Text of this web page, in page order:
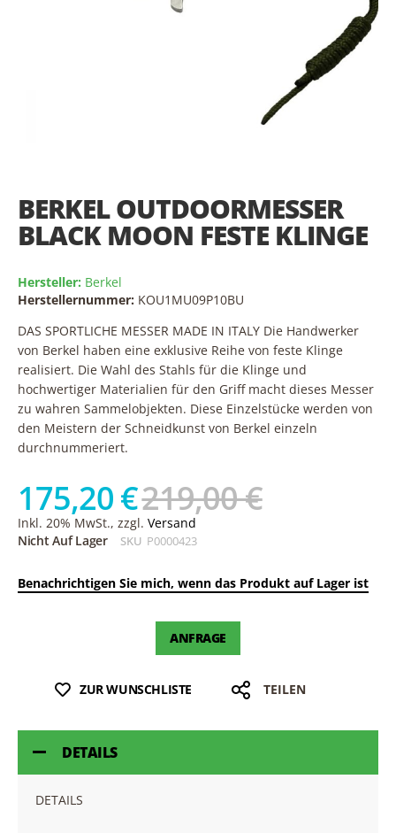
BERKEL OUTDOORMESSER
BLACK MOON FESTE KLINGE
Hersteller: Berkel
Herstellernummer: KOU1MU09P10BU
DAS SPORTLICHE MESSER MADE IN ITALY Die Handwerker
von Berkel haben eine exklusive Reihe von feste Klinge
realisiert. Die Wahl des Stahls für die Klinge und
hochwertiger Materialien für den Griff macht dieses Messer
zu wahren Sammelobjekten. Diese Einzelstücke werden von
den Meistern der Schneidkunst von Berkel einzeln
durchnummeriert.
175,20 €219,00 €
Inkl. 20% MwSt., zzgl. Versand
Nicht Auf Lager
SKU P0000423
Benachrichtigen Sie mich, wenn das Produkt auf Lager ist
ANFRAGE
ZUR WUNSCHLISTE TEILEN
beginning
of
the
gallery
DETAILS
DETAILS